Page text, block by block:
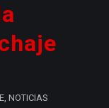
, NOTICIAS